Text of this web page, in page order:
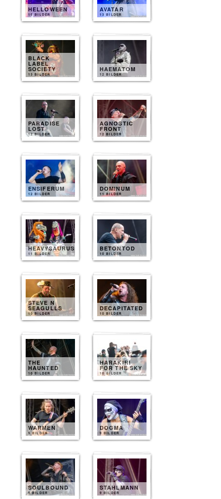
HELLOWEEN
15 BILDER
AVATAR
13 BILDER
BLACK
LABEL
SOCIETY
13 BILDER
HAEMATOM
12 BILDER
PARADISE
LOST
12 BILDER
AGNOSTIC
FRONT
12 BILDER
ENSIFERUM
12 BILDER
DOMINUM
11 BILDER
HEAVYSAURUS
11 BILDER
BETONTOD
10 BILDER
STEVE N
SEAGULLS
10 BILDER
DECAPITATED
10 BILDER
THE
HAUNTED
10 BILDER
HARAKIRI
FOR THE SKY
10 BILDER
WARMEN
9 BILDER
DOGMA
9 BILDER
SOULBOUND
9 BILDER
STAHLMANN
9 BILDER